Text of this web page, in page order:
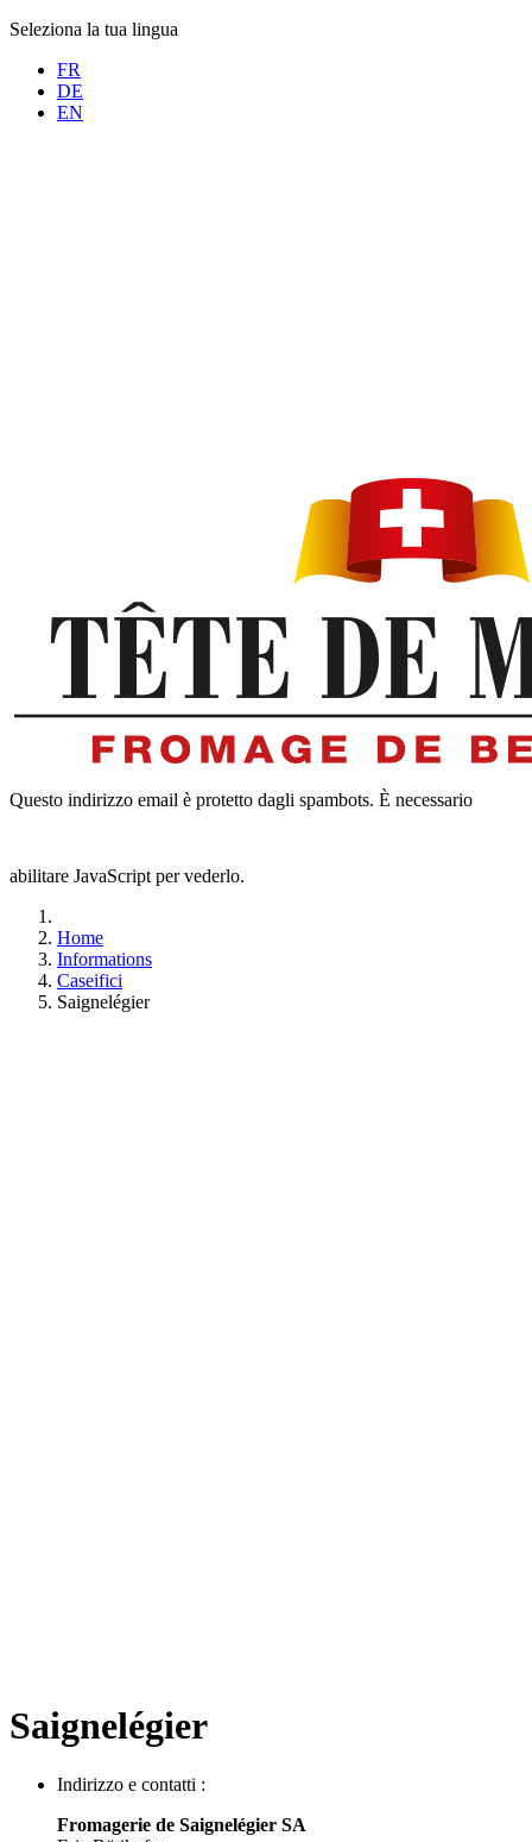
Seleziona la tua lingua
FR
DE
EN
Questo indirizzo email è protetto dagli spambots. È necessario
abilitare JavaScript per vederlo.
Home
Informations
Caseifici
Saignelégier
Saignelégier
Indirizzo e contatti :
Fromagerie de Saignelégier SA